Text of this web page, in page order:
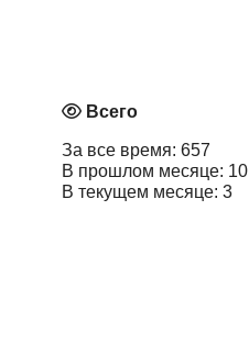
Всего
За все время: 657
В прошлом месяце: 10
В текущем месяце: 3